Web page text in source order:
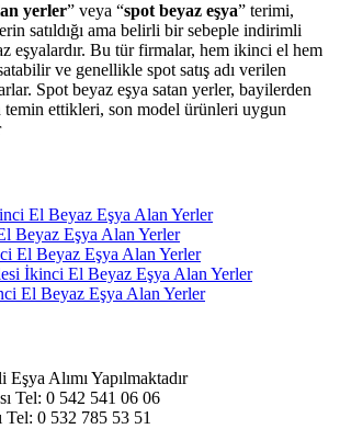
yerler” veya “spot beyaz eşya” terimi,
satıldığı ama belirli bir sebeple indirimli
eşyalardır. Bu tür firmalar, hem ikinci el hem
ve genellikle spot satış adı verilen
Spot beyaz eşya satan yerler, bayilerden
temin ettikleri, son model ürünleri uygun
El Beyaz Eşya Alan Yerler
Beyaz Eşya Alan Yerler
El Beyaz Eşya Alan Yerler
İkinci El Beyaz Eşya Alan Yerler
El Beyaz Eşya Alan Yerler
Alımı Yapılmaktadır
Tel: 0 542 541 06 06
Tel: 0 532 785 53 51